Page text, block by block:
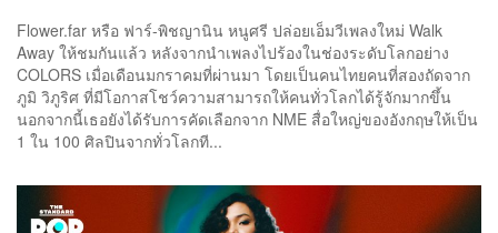
Flower.far หรือ ฟาร์-พิชญานิน หนูศรี ปล่อยเอ็มวีเพลงใหม่ Walk
Away ให้ชมกันแล้ว หลังจากนำเพลงไปร้องในช่องระดับโลกอย่าง
COLORS เมื่อเดือนมกราคมที่ผ่านมา โดยเป็นคนไทยคนที่สองถัดจาก
ภูมิ วิภูริศ ที่มีโอกาสโชว์ความสามารถให้คนทั่วโลกได้รู้จักมากขึ้น
นอกจากนี้เธอยังได้รับการคัดเลือกจาก NME สื่อใหญ่ของอังกฤษให้เป็น
1 ใน 100 ศิลปินจากทั่วโลกที...